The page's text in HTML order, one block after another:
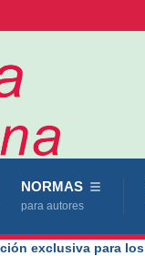
NORMAS
para autores
exclusiva para